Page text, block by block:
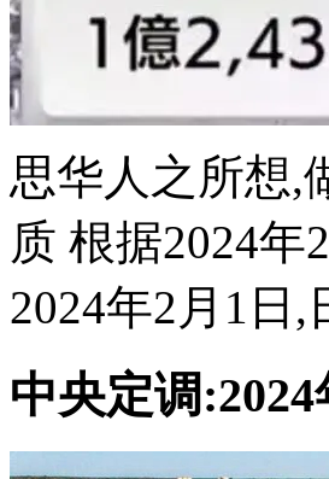
思华人之所想,
质 根据2024
2024年2月1日,
中央定调